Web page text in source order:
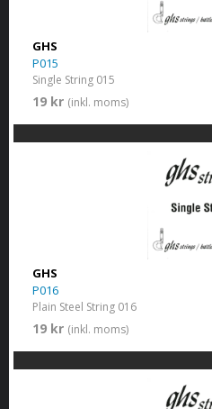
GHS
P015
Single String 015
19 kr (inkl. moms)
GHS
P016
Plain Steel String 016
19 kr (inkl. moms)